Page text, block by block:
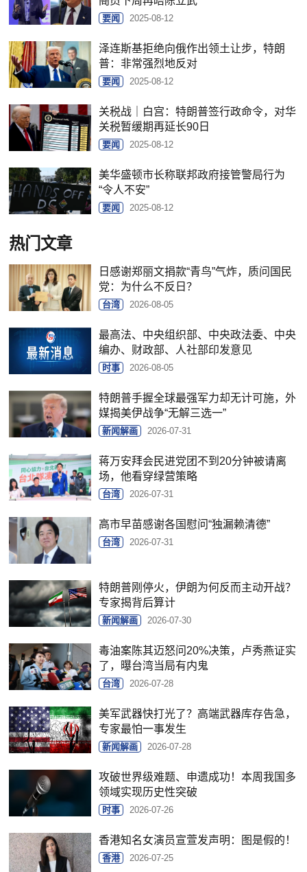
要闻 2025-08-12
泽连斯基拒绝向俄作出领土让步，特朗
普：非常强烈地反对
要闻 2025-08-12
关税战｜白宫：特朗普签行政命令，对华
关税暂缓期再延长90日
要闻 2025-08-12
美华盛顿市长称联邦政府接管警局行为
“令人不安”
要闻 2025-08-12
热门文章
日感谢郑丽文捐款“青鸟”气炸，质问国民
党：为什么不反日？
台湾 2026-08-05
最高法、中央组织部、中央政法委、中央
编办、财政部、人社部印发意见
时事 2026-08-05
特朗普手握全球最强军力却无计可施，外
媒揭美伊战争“无解三选一”
新闻解画 2026-07-31
蒋万安拜会民进党团不到20分钟被请离
场，他看穿绿营策略
台湾 2026-07-31
高市早苗感谢各国慰问“独漏赖清德”
台湾 2026-07-31
特朗普刚停火，伊朗为何反而主动开战？
专家揭背后算计
新闻解画 2026-07-30
毒油案陈其迈怒问20%决策，卢秀燕证实
了，曝台湾当局有内鬼
台湾 2026-07-28
美军武器快打光了？高端武器库存告急，
专家最怕一事发生
新闻解画 2026-07-28
攻破世界级难题、申遗成功！本周我国多
领域实现历史性突破
时事 2026-07-26
香港知名女演员宣萱发声明：图是假的！
香港 2026-07-25